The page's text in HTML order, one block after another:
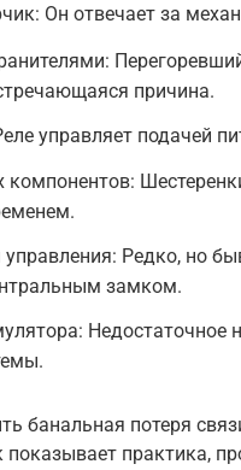
Он отвечает за
причина.
управляет подачей
компонентов:
Редко, но
замком.
банальная потеря
практика,